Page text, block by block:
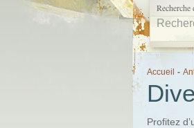
Recherche
Accueil -
Profitez